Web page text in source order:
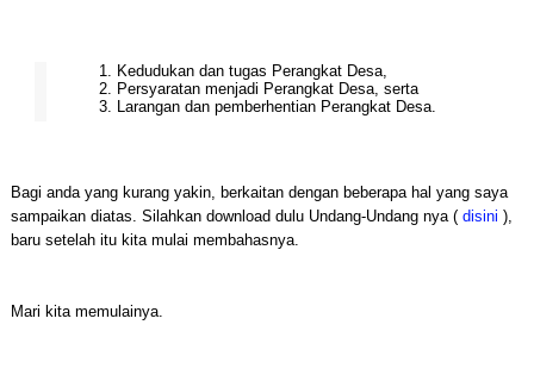
Kedudukan dan tugas Perangkat Desa,
Persyaratan menjadi Perangkat Desa, serta
Larangan dan pemberhentian Perangkat Desa.
Bagi anda yang kurang yakin, berkaitan dengan beberapa hal yang saya
sampaikan diatas. Silahkan download dulu Undang-Undang nya ( disini ),
baru setelah itu kita mulai membahasnya.
Mari kita memulainya.